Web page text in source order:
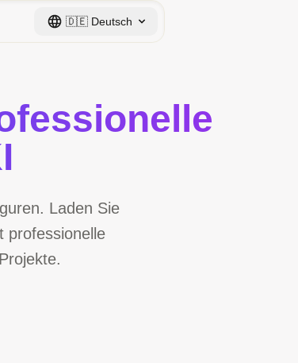
🇩🇪 Deutsch
Laden Sie
professionelle